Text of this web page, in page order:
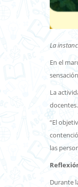
La
En el
La
“El
las
Durante